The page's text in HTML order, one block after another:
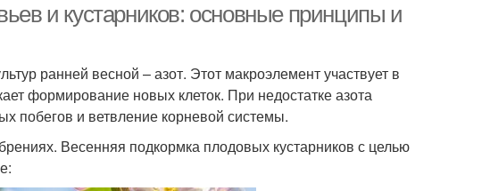
и кустарников: основные принципы и
ранней весной – азот. Этот макроэлемент участвует в
формирование новых клеток. При недостатке азота
побегов и ветвление корневой системы.
Весенняя подкормка плодовых кустарников с целью